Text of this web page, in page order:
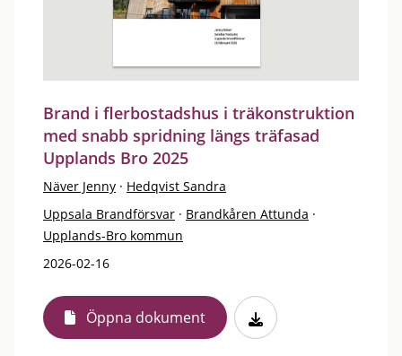
Brand i flerbostadshus i träkonstruktion
med snabb spridning längs träfasad
Upplands Bro 2025
Näver Jenny · Hedqvist Sandra
Uppsala Brandförsvar · Brandkåren Attunda ·
Upplands-Bro kommun
2026-02-16
Öppna dokument